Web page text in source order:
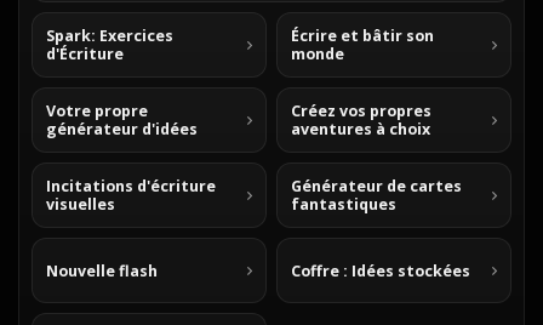
Spark: Exercices
d'Écriture
Écrire et bâtir son
monde
Votre propre
générateur d'idées
Créez vos propres
aventures à choix
Incitations d'écriture
visuelles
Générateur de cartes
fantastiques
Nouvelle flash Coffre : Idées stockées